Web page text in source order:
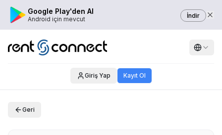
Google Play'den Al
Android için mevcut İndir
Giriş Yap Kayıt Ol
Geri